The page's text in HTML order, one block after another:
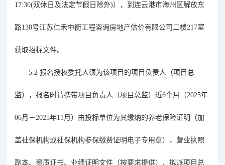
17:30(双休日及法定节假日除外)） ， 到 连云港市海州区解放东
路138号江苏仁禾中衡工程咨询房地产估价有限公司二楼217室
获取招标文件。
5.2 报名授权委托人须为该项目的项目负责人（项目总
监），报名时请携带项目负责人（项目总监）近6个月（2025年
06月－2025年11月 ）由投标单位为其缴纳的养老保险证明（加
盖社保机构或社保机构参保缴费证明电子专用章）、营业执照
副本、资质证书、业绩证明文件（按要求提供）、拟派项目总